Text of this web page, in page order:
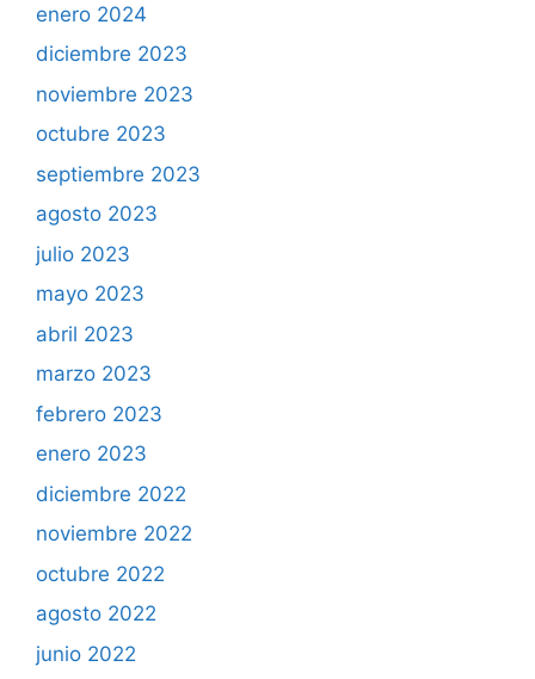
enero 2024
diciembre 2023
noviembre 2023
octubre 2023
septiembre 2023
agosto 2023
julio 2023
mayo 2023
abril 2023
marzo 2023
febrero 2023
enero 2023
diciembre 2022
noviembre 2022
octubre 2022
agosto 2022
junio 2022